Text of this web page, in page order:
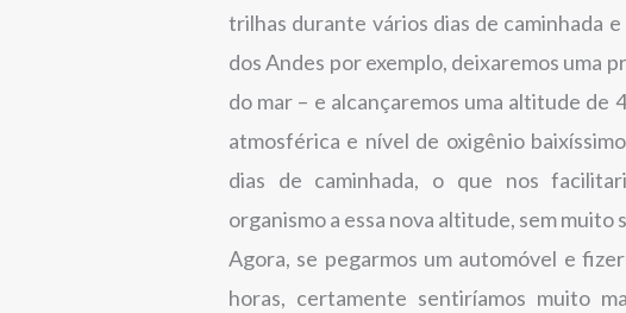
trilhas durante vários dias de caminhada
dos Andes por exemplo, deixaremos uma
do mar – e alcançaremos uma altitude de
atmosférica e nível de oxigênio
dias de caminhada, o que nos
organismo a essa nova altitude, sem muito
Agora, se pegarmos um automóvel e
horas, certamente sentiríamos muito